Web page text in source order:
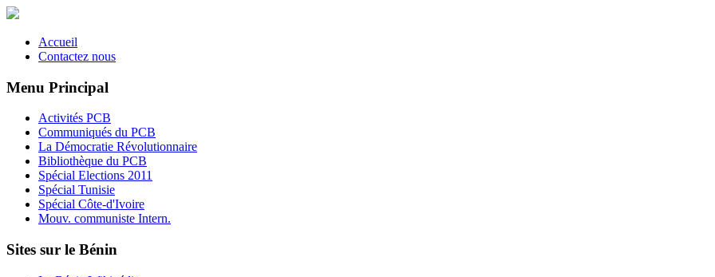
Accueil
Contactez nous
Menu Principal
Activités PCB
Communiqués du PCB
La Démocratie Révolutionnaire
Bibliothèque du PCB
Spécial Elections 2011
Spécial Tunisie
Spécial Côte-d'Ivoire
Mouv. communiste Intern.
Sites sur le Bénin